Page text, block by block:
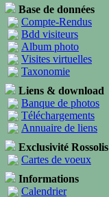
Base de données
Compte-Rendus
Bdd visiteurs
Album photo
Visites virtuelles
Taxonomie
Liens & download
Banque de photos
Téléchargements
Annuaire de liens
Exclusivité Rossolis
Cartes de voeux
Informations
Calendrier